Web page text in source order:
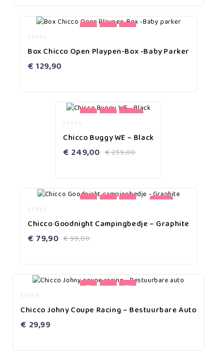
out
5
Box Chicco Open Playpen-Box -Baby Parker
€ 129,90
-4%
out
5
Chicco Buggy WE – Black
€259,00
€ 249,00
-19%
out
5
Chicco Goodnight Campingbedje – Graphite
€99,00
€ 79,90
out
5
Chicco Johny Coupe Racing – Bestuurbare Auto
€ 29,99